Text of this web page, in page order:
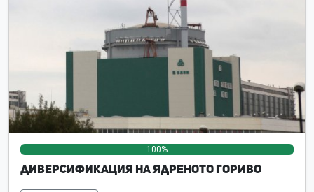
100%
Диверсификация на ядреното гориво